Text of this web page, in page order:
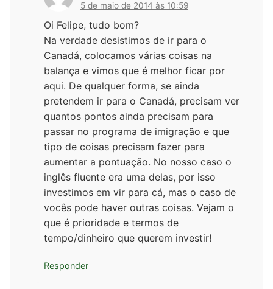
5 de maio de 2014 às 10:59
Oi Felipe, tudo bom?
Na verdade desistimos de ir para o
Canadá, colocamos várias coisas na
balança e vimos que é melhor ficar por
aqui. De qualquer forma, se ainda
pretendem ir para o Canadá, precisam ver
quantos pontos ainda precisam para
passar no programa de imigração e que
tipo de coisas precisam fazer para
aumentar a pontuação. No nosso caso o
inglês fluente era uma delas, por isso
investimos em vir para cá, mas o caso de
vocês pode haver outras coisas. Vejam o
que é prioridade e termos de
tempo/dinheiro que querem investir!
Responder